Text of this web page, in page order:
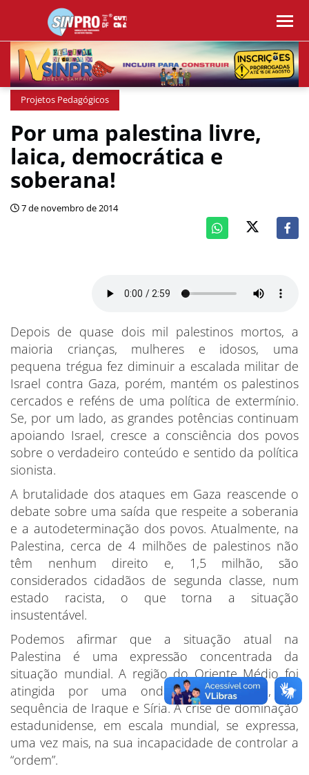
Projetos Pedagógicos
Por uma palestina livre,
laica, democrática e
soberana!
7 de novembro de 2014
Depois de quase dois mil palestinos mortos, a
maioria crianças, mulheres e idosos, uma
pequena trégua fez diminuir a escalada militar de
Israel contra Gaza, porém, mantém os palestinos
cercados e reféns de uma política de extermínio.
Se, por um lado, as grandes potências continuam
apoiando Israel, cresce a consciência dos povos
sobre o verdadeiro conteúdo e sentido da política
sionista.
A brutalidade dos ataques em Gaza reascende o
debate sobre uma saída que respeite a soberania
e a autodeterminação dos povos. Atualmente, na
Palestina, cerca de 4 milhões de palestinos não
têm nenhum direito e, 1,5 milhão, são
considerados cidadãos de segunda classe, num
estado racista, o que torna a situação
insustentável.
Podemos afirmar que a situação atual na
Palestina é uma expressão concentrada da
situação mundial. A região do Oriente Médio foi
atingida por uma onda desagregadora, na
sequência de Iraque e Síria. A crise de dominação
estadunidense, em escala mundial, se expressa,
uma vez mais, na sua incapacidade de controlar a
“ordem”.